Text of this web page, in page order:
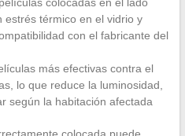
estrés térmico en el vidrio y
con el fabricante del
más efectivas contra el
lo que reduce la luminosidad,
según la habitación afectada